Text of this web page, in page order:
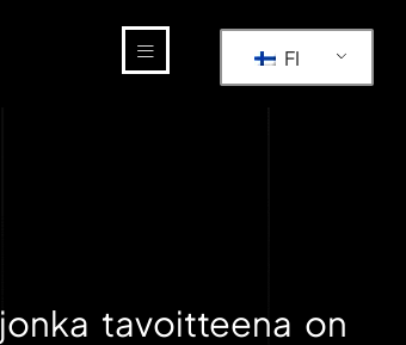
FI
tavoitteena on